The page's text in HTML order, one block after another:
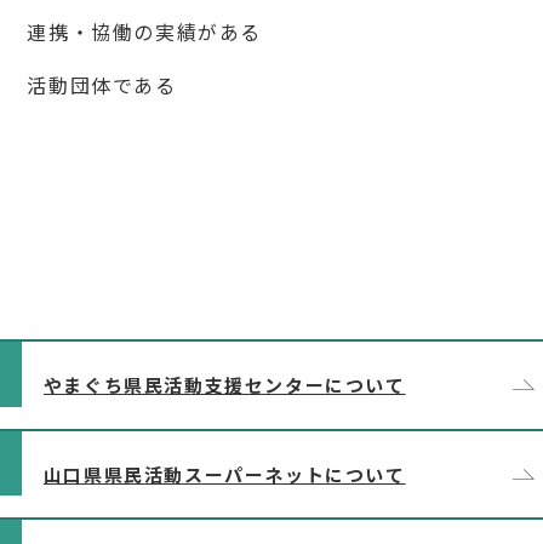
やまぐち県民活動支援センターについて
山口県県民活動スーパーネットについて